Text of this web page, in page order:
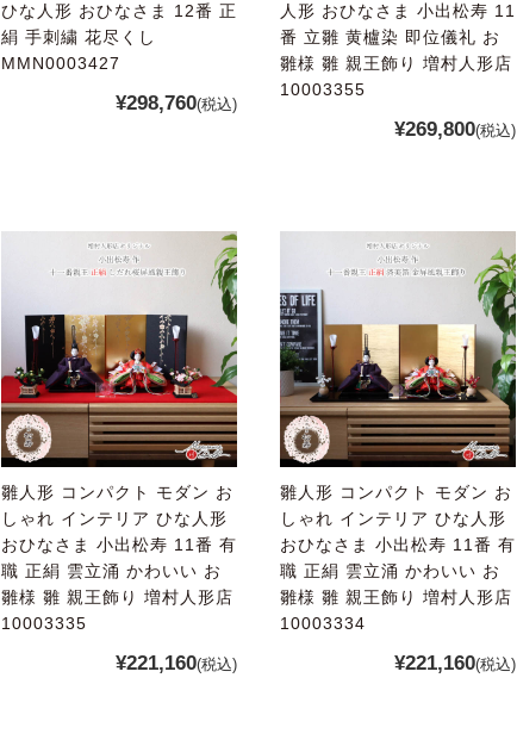
ひな人形 おひなさま 12番 正
絹 手刺繍 花尽くし
MMN0003427
¥298,760(税込)
人形 おひなさま 小出松寿 11
番 立雛 黄櫨染 即位儀礼 お
雛様 雛 親王飾り 増村人形店
10003355
¥269,800(税込)
雛人形 コンパクト モダン お
しゃれ インテリア ひな人形
おひなさま 小出松寿 11番 有
職 正絹 雲立涌 かわいい お
雛様 雛 親王飾り 増村人形店
10003335
¥221,160(税込)
雛人形 コンパクト モダン お
しゃれ インテリア ひな人形
おひなさま 小出松寿 11番 有
職 正絹 雲立涌 かわいい お
雛様 雛 親王飾り 増村人形店
10003334
¥221,160(税込)